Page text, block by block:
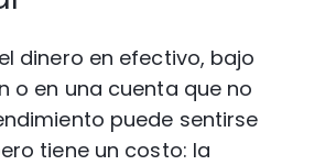
dinero en efectivo, bajo
o en una cuenta que no
puede sentirse
tiene un costo: la